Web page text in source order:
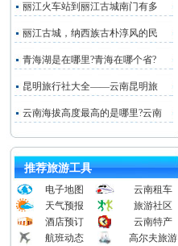
丽江火车站到丽江古城南门有多
丽江古城，纳西族古朴淳风的民
青海湖是在哪里?青海在哪个省?
昆明旅行社大全——云南昆明旅
云南海拔高度最高的是哪里?云南
推荐旅游工具
电子地图
云南租车
天气预报
旅游社区
酒店预订
云南特产
航班动态
高尔夫旅游